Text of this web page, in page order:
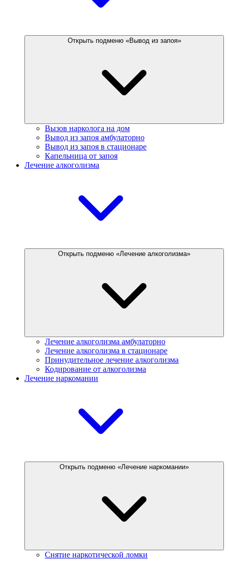
Открыть подменю «Вывод из запоя»
Вызов нарколога на дом
Вывод из запоя амбулаторно
Вывод из запоя в стационаре
Капельница от запоя
Лечение алкоголизма
Открыть подменю «Лечение алкоголизма»
Лечение алкоголизма амбулаторно
Лечение алкоголизма в стационаре
Принудительное лечение алкоголизма
Кодирование от алкоголизма
Лечение наркомании
Открыть подменю «Лечение наркомании»
Снятие наркотической ломки